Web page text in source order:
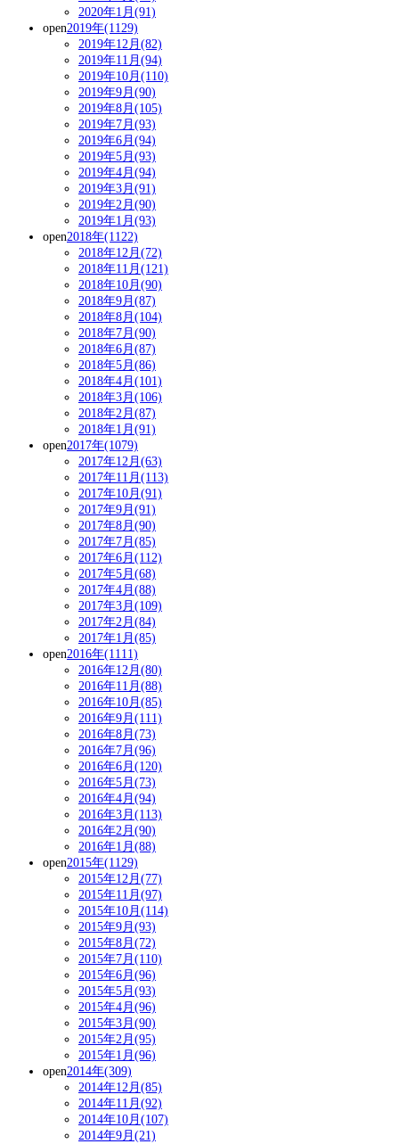
2020年1月(91)
open2019年(1129)
2019年12月(82)
2019年11月(94)
2019年10月(110)
2019年9月(90)
2019年8月(105)
2019年7月(93)
2019年6月(94)
2019年5月(93)
2019年4月(94)
2019年3月(91)
2019年2月(90)
2019年1月(93)
open2018年(1122)
2018年12月(72)
2018年11月(121)
2018年10月(90)
2018年9月(87)
2018年8月(104)
2018年7月(90)
2018年6月(87)
2018年5月(86)
2018年4月(101)
2018年3月(106)
2018年2月(87)
2018年1月(91)
open2017年(1079)
2017年12月(63)
2017年11月(113)
2017年10月(91)
2017年9月(91)
2017年8月(90)
2017年7月(85)
2017年6月(112)
2017年5月(68)
2017年4月(88)
2017年3月(109)
2017年2月(84)
2017年1月(85)
open2016年(1111)
2016年12月(80)
2016年11月(88)
2016年10月(85)
2016年9月(111)
2016年8月(73)
2016年7月(96)
2016年6月(120)
2016年5月(73)
2016年4月(94)
2016年3月(113)
2016年2月(90)
2016年1月(88)
open2015年(1129)
2015年12月(77)
2015年11月(97)
2015年10月(114)
2015年9月(93)
2015年8月(72)
2015年7月(110)
2015年6月(96)
2015年5月(93)
2015年4月(96)
2015年3月(90)
2015年2月(95)
2015年1月(96)
open2014年(309)
2014年12月(85)
2014年11月(92)
2014年10月(107)
2014年9月(21)